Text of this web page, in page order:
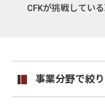
CFKが挑戦してい
事業分野で絞